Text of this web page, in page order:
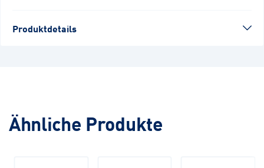
Produktdetails
Ähnliche Produkte